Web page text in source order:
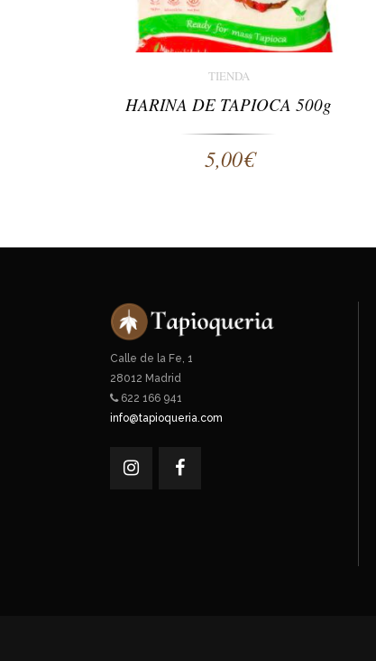
TIENDA
HARINA DE TAPIOCA 500g
5,00€
Calle de la Fe, 1
28012 Madrid
622 166 941
info@tapioqueria.com